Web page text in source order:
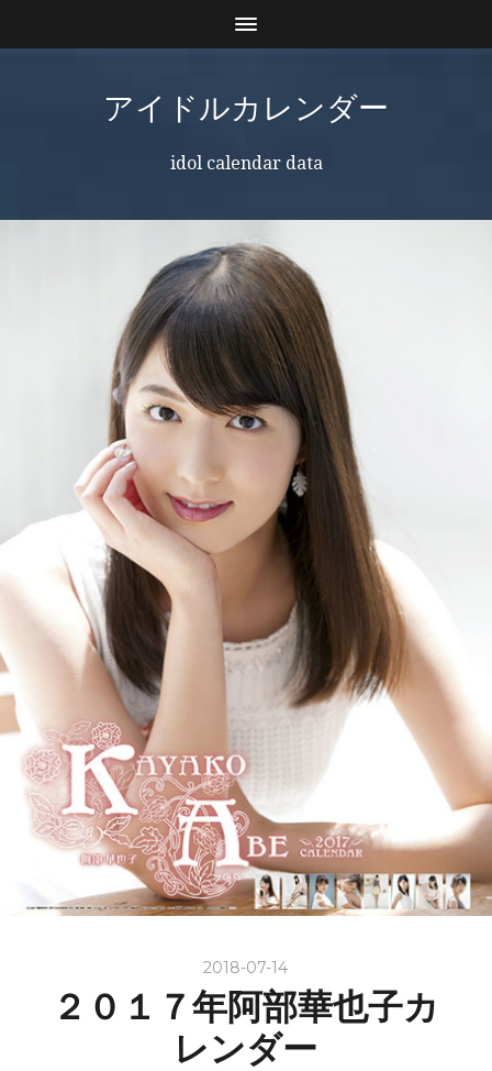
アイドルカレンダー
idol calendar data
2018-07-14
２０１７年阿部華也子カ
レンダー